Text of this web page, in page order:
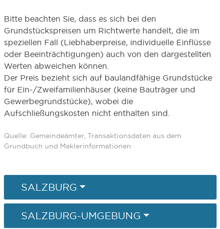
Bitte beachten Sie, dass es sich bei den
Grundstückspreisen um Richtwerte handelt, die im
speziellen Fall (Liebhaberpreise, individuelle Einflüsse
oder Beeinträchtigungen) auch von den dargestellten
Werten abweichen können.
Der Preis bezieht sich auf baulandfähige Grundstücke
für Ein-/Zweifamilienhäuser (keine Bauträger und
Gewerbegrundstücke), wobei die
Aufschließungskosten nicht enthalten sind.
Quelle: Gemeindeämter, Transaktionsdaten aus dem
Grundbuch und Maklerinformationen
SALZBURG
SALZBURG-UMGEBUNG